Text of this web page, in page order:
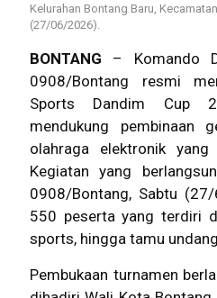
Kelurahan Bontang Baru,
(27/06/2026).
BONTANG – Komando
0908/Bontang resmi
Sports Dandim Cup
mendukung pembinaan
olahraga elektronik yang
Kegiatan yang
0908/Bontang, Sabtu
550 peserta yang terdiri
sports, hingga tamu
Pembukaan turnamen